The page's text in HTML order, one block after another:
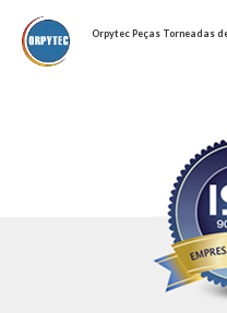
Orpytec Peças Torneadas